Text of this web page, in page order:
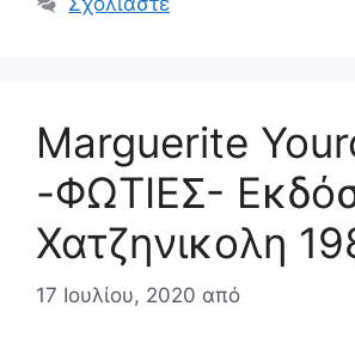
Marguerite
-ΦΩΤΙΕΣ-
Χατζηνικολη
17 Ιουλίου, 2020 από